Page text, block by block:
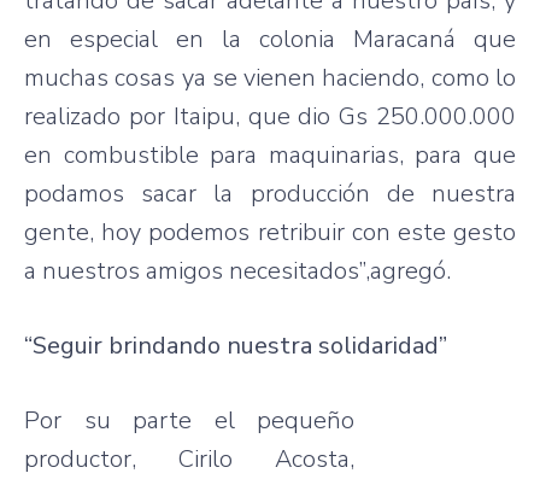
en especial en la colonia Maracaná que
muchas cosas ya se vienen haciendo, como lo
realizado por Itaipu, que dio Gs 250.000.000
en combustible para maquinarias, para que
podamos sacar la producción de nuestra
gente, hoy podemos retribuir con este gesto
a nuestros amigos necesitados”,agregó.
“Seguir brindando nuestra solidaridad”
Por su parte el pequeño
productor, Cirilo Acosta,